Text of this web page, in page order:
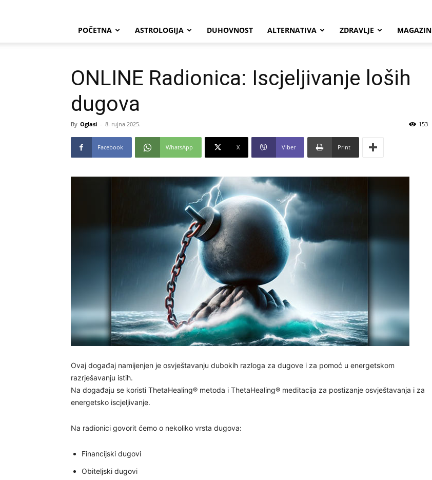
POČETNA ASTROLOGIJA DUHOVNOST ALTERNATIVA ZDRAVLJE MAGAZIN
ONLINE Radionica: Iscjeljivanje loših
dugova
By Oglasi - 8. rujna 2025. 153
Facebook WhatsApp X Viber Print
Ovaj događaj namijenjen je osvještavanju dubokih razloga za dugove i za pomoć u energetskom
razrješavanju istih.
Na događaju se koristi ThetaHealing® metoda i ThetaHealing® meditacija za postizanje osvještavanja i za
energetsko iscjeljivanje.
Na radionici govorit ćemo o nekoliko vrsta dugova:
Financijski dugovi
Obiteljski dugovi